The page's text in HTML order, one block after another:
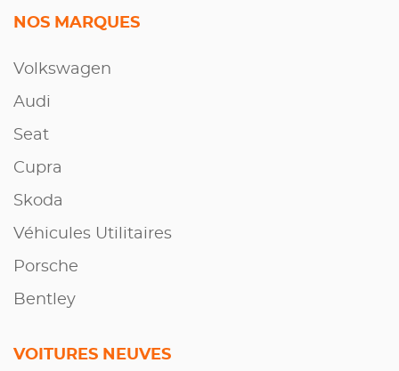
NOS MARQUES
Volkswagen
Audi
Seat
Cupra
Skoda
Véhicules Utilitaires
Porsche
Bentley
VOITURES NEUVES